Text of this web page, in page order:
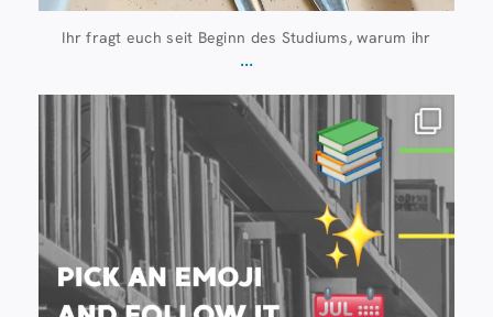
Ihr fragt euch seit Beginn des Studiums, warum ihr
...
Juli 20
0